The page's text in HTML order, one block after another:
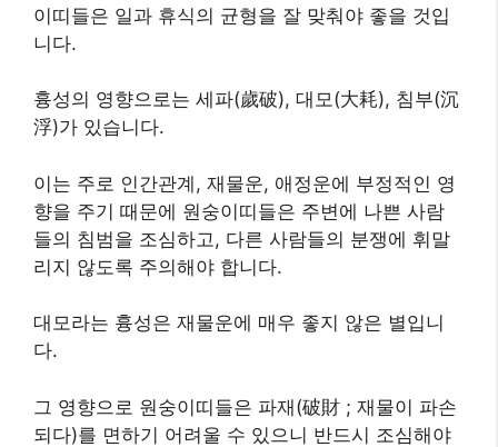
이띠들은 일과 휴식의 균형을 잘 맞춰야 좋을 것입
니다.
흉성의 영향으로는 세파(歲破), 대모(大耗), 침부(沉
浮)가 있습니다.
이는 주로 인간관계, 재물운, 애정운에 부정적인 영
향을 주기 때문에 원숭이띠들은 주변에 나쁜 사람
들의 침범을 조심하고, 다른 사람들의 분쟁에 휘말
리지 않도록 주의해야 합니다.
대모라는 흉성은 재물운에 매우 좋지 않은 별입니
다.
그 영향으로 원숭이띠들은 파재(破財 ; 재물이 파손
되다)를 면하기 어려울 수 있으니 반드시 조심해야